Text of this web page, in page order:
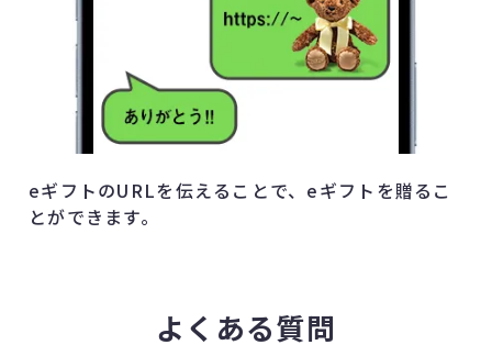
eギフトのURLを伝えることで、eギフトを贈るこ
とができます。
よくある質問